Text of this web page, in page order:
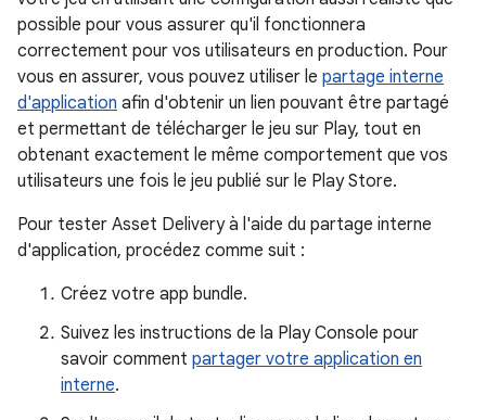
possible pour vous assurer qu'il fonctionnera
correctement pour vos utilisateurs en production. Pour
vous en assurer, vous pouvez utiliser le partage interne
d'application afin d'obtenir un lien pouvant être partagé
et permettant de télécharger le jeu sur Play, tout en
obtenant exactement le même comportement que vos
utilisateurs une fois le jeu publié sur le Play Store.
Pour tester Asset Delivery à l'aide du partage interne
d'application, procédez comme suit :
Créez votre app bundle.
Suivez les instructions de la Play Console pour
savoir comment partager votre application en
interne.